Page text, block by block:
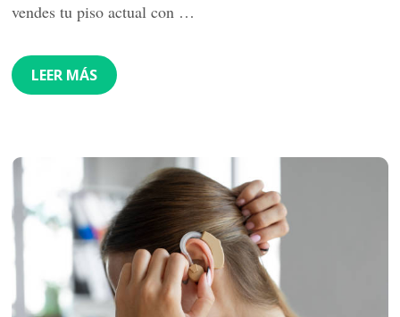
vendes tu piso actual con …
LEER MÁS